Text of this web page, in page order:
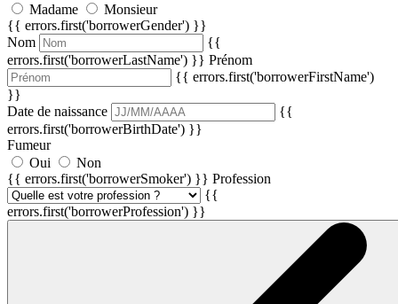
Madame
Monsieur
{{ errors.first('borrowerGender') }}
Nom
{{
errors.first('borrowerLastName') }} Prénom
{{ errors.first('borrowerFirstName')
}}
Date de naissance
{{
errors.first('borrowerBirthDate') }}
Fumeur
Oui
Non
{{ errors.first('borrowerSmoker') }} Profession
{{
errors.first('borrowerProfession') }}